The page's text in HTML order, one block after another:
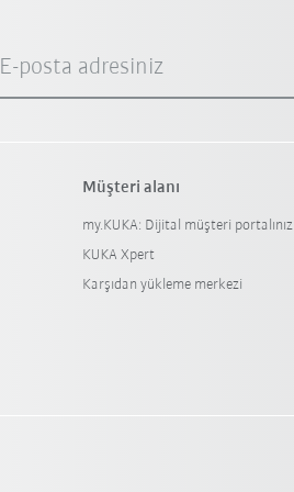
E-posta adresiniz
Müşteri alanı
my.KUKA: Dijital müşteri portalınız
KUKA Xpert
Karşıdan yükleme merkezi